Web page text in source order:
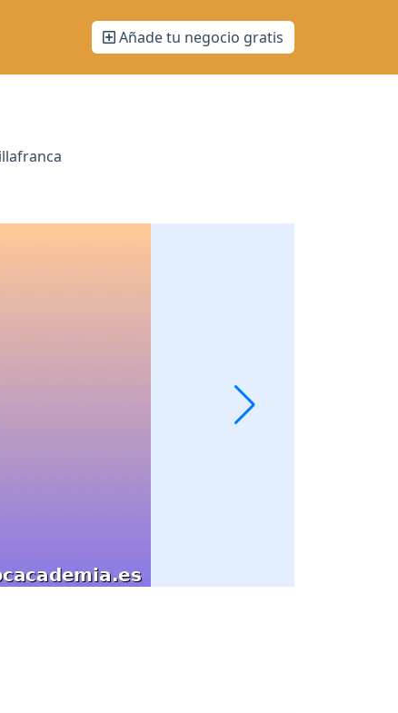
Añade tu negocio gratis